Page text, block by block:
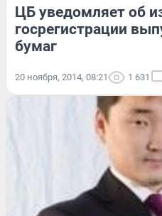
ЦБ уведомляет об
госрегистрации
бумаг
20 ноября, 2014, 08:21 1 631